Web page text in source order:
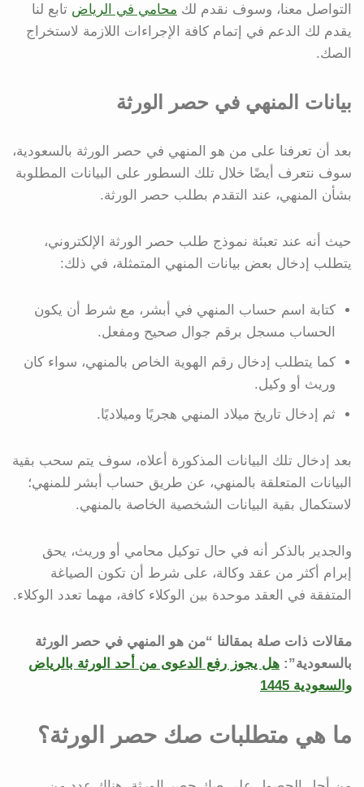
التواصل معنا، وسوف نقدم لك محامي في الرياض تابع لنا
يقدم لك الدعم في إتمام كافة الإجراءات اللازمة لاستخراج
الصك.
بيانات المنهي في حصر الورثة
بعد أن تعرفنا على من هو المنهي في حصر الورثة بالسعودية،
سوف نتعرف أيضًا خلال تلك السطور على البيانات المطلوبة
بشأن المنهي، عند التقدم بطلب حصر الورثة.
حيث أنه عند تعبئة نموذج طلب حصر الورثة الإلكتروني،
يتطلب إدخال بعض بيانات المنهي المتمثلة، في ذلك:
كتابة اسم حساب المنهي في أبشر، مع شرط أن يكون
الحساب مسجل برقم جوال صحيح ومفعل.
كما يتطلب إدخال رقم الهوية الخاص بالمنهي، سواء كان
وريث أو وكيل.
ثم إدخال تاريخ ميلاد المنهي هجريًا وميلاديًا.
بعد إدخال تلك البيانات المذكورة أعلاه، سوف يتم سحب بقية
البيانات المتعلقة بالمنهي، عن طريق حساب أبشر للمنهي؛
لاستكمال بقية البيانات الشخصية الخاصة بالمنهي.
والجدير بالذكر أنه في حال توكيل محامي أو وريث، يحق
إبرام أكثر من عقد وكالة، على شرط أن تكون الصياغة
المتفقة في العقد موحدة بين الوكلاء كافة، مهما تعدد الوكلاء.
مقالات ذات صلة بمقالنا “من هو المنهي في حصر الورثة
بالسعودية”: هل يجوز رفع الدعوى من أحد الورثة بالرياض
والسعودية 1445
ما هي متطلبات صك حصر الورثة؟